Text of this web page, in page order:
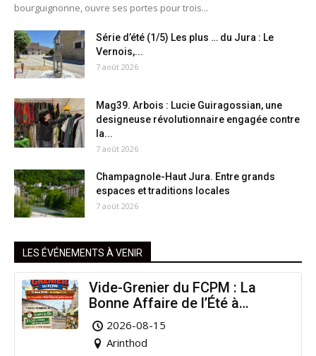
bourguignonne, ouvre ses portes pour trois...
Série d’été (1/5) Les plus … du Jura : Le
Vernois,...
7 août 2026
Mag39. Arbois : Lucie Guiragossian, une
designeuse révolutionnaire engagée contre
la...
7 août 2026
Champagnole-Haut Jura. Entre grands
espaces et traditions locales
7 août 2026
LES ÉVÉNEMENTS À VENIR
Vide-Grenier du FCPM : La
Bonne Affaire de l’Été à
Arinthod !
2026-08-15
Arinthod